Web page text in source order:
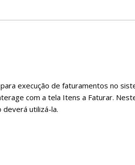
execução de faturamentos no
com a tela Itens a Faturar.
utilizá-la.